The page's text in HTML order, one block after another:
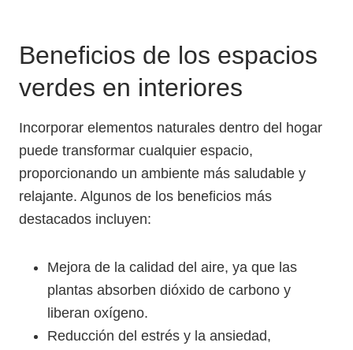
Beneficios de los espacios
verdes en interiores
Incorporar elementos naturales dentro del hogar
puede transformar cualquier espacio,
proporcionando un ambiente más saludable y
relajante. Algunos de los beneficios más
destacados incluyen:
Mejora de la calidad del aire, ya que las
plantas absorben dióxido de carbono y
liberan oxígeno.
Reducción del estrés y la ansiedad,